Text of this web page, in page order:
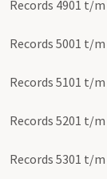
Records 4901 t/m
Records 5001 t/m
Records 5101 t/m
Records 5201 t/m
Records 5301 t/m